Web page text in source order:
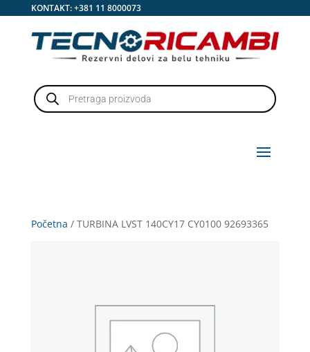
KONTAKT:+381 11 8000073
Products
search
Početna / TURBINA LVST 140CY17 CY0100 92693365